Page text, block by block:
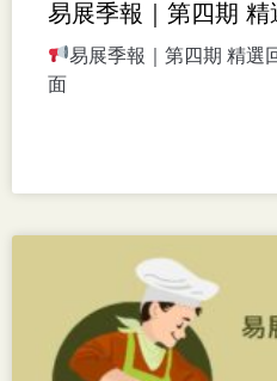
易展季報｜第四期
易展季報｜第四期 精選
面